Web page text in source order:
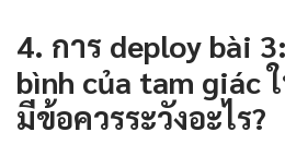
4. การ deploy bài
bình của tam giác
มีข้อควรระวังอะไร?